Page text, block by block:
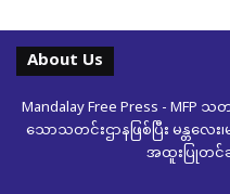
About Us
Mandalay Free Press -
သောသတင်းဌာနဖြစ်ပြီး မန္တလ
အထူးပြုတ